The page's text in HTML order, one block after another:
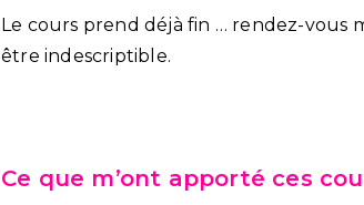
Le cours prend déjà fin … rendez-vous
être indescriptible.
Ce que m’ont apporté ces